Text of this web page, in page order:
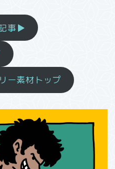
事▶
ー素材トップ